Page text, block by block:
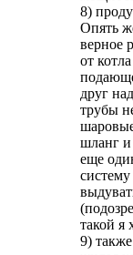
8)
Опять
верное
от
друг
трубы
шланг и
еще
такой я
9)